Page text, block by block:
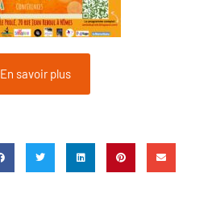
En savoir plus